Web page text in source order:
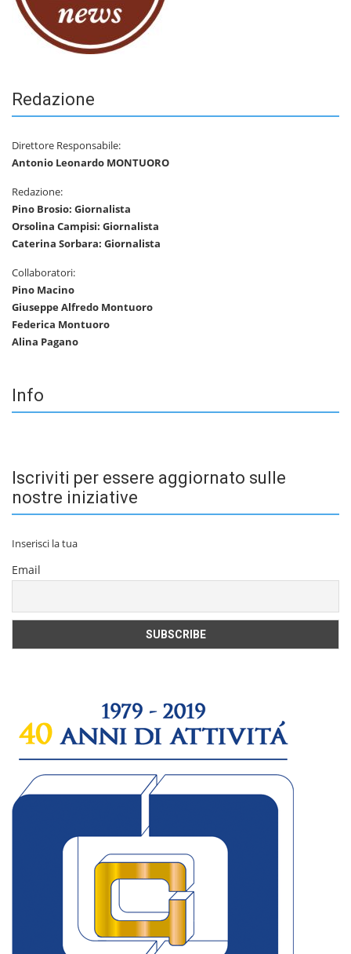
Redazione
Direttore Responsabile:
Antonio Leonardo MONTUORO
Redazione:
Pino Brosio: Giornalista
Orsolina Campisi: Giornalista
Caterina Sorbara: Giornalista
Collaboratori:
Pino Macino
Giuseppe Alfredo Montuoro
Federica Montuoro
Alina Pagano
Info
Iscriviti per essere aggiornato sulle
nostre iniziative
Inserisci la tua
Email